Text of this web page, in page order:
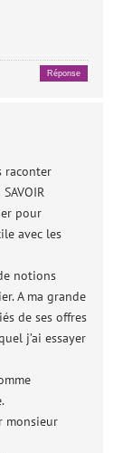
Réponse
raconter
pour
avec les
notions
A ma grande
de ses offres
j’ai essayer
monsieur